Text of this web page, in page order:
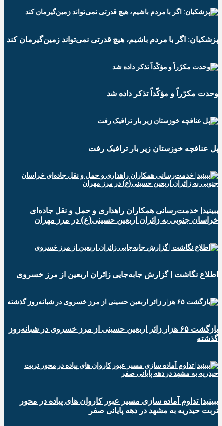
پزشکیان: اگر با مردم باشیم، هیچ قدرتی نمی‌تواند زمین‌گیرمان کند
وحدت مکرّراً و مؤکّداً تذکر داده شد
پل عنافچه خوزستان زیر بار ترافیک رفت
ببینید| خدمت‌رسانی همکاران راهداری و حمل و نقل جاده‌ای
خراسان جنوبی به زائران اربعین حسینی(ع) در مرز مهران
️اطلاع نگاشت | گزارش جابه‌جایی زائران اربعین از مرز خسروی
️بازگشت ۶۵ هزار زائر اربعین حسینی از مرز خسروی در شبانه‌روز
گذشته
ببینید| تداوم آماده سازی مسیر عبور کاروان های پیاده در محور
تربت حیدریه به مشهد در دهه پایانی صفر